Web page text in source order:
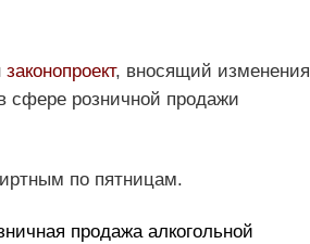
законопроект, вносящий изменения
сфере розничной продажи
по пятницам.
продажа алкогольной